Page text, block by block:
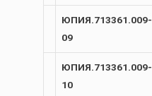
ЮПИЯ.713361.009-
09
ЮПИЯ.713361.009-
10